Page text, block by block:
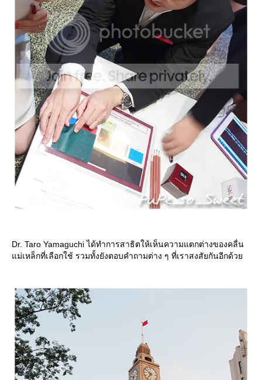
Dr. Taro Yamaguchi ได้ทำการสาธิตให้เห็นความแตกต่างของคลื่น
ม่เหล็กที่เลือกใช้ รวมทั้งยังตอบคำถามต่าง ๆ ที่เราสงสัยกันอีกด้ว